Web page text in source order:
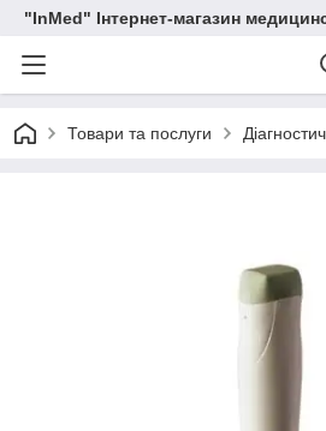
"InMed" Інтернет-магазин
Товари та послуги